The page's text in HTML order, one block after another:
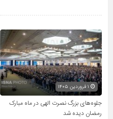
جلوه‌های بزرگ نصرت الهی در ماه مبارک
رمضان دیده شد